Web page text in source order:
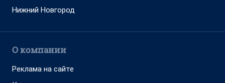
Нижний Новгород
О компании
Реклама на сайте